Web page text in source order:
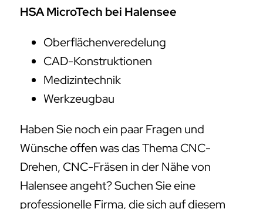
HSA MicroTech bei Halensee
Oberflächenveredelung
CAD-Konstruktionen
Medizintechnik
Werkzeugbau
Haben Sie noch ein paar Fragen und
Wünsche offen was das Thema CNC-
Drehen, CNC-Fräsen in der Nähe von
Halensee angeht? Suchen Sie eine
professionelle Firma, die sich auf diesem